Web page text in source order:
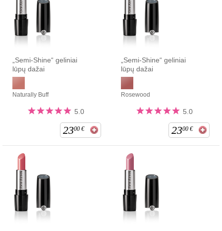
„Semi-Shine“ geliniai
lūpų dažai
Naturally Buff
5.0
2300 €
„Semi-Shine“ geliniai
lūpų dažai
Rosewood
5.0
2300 €